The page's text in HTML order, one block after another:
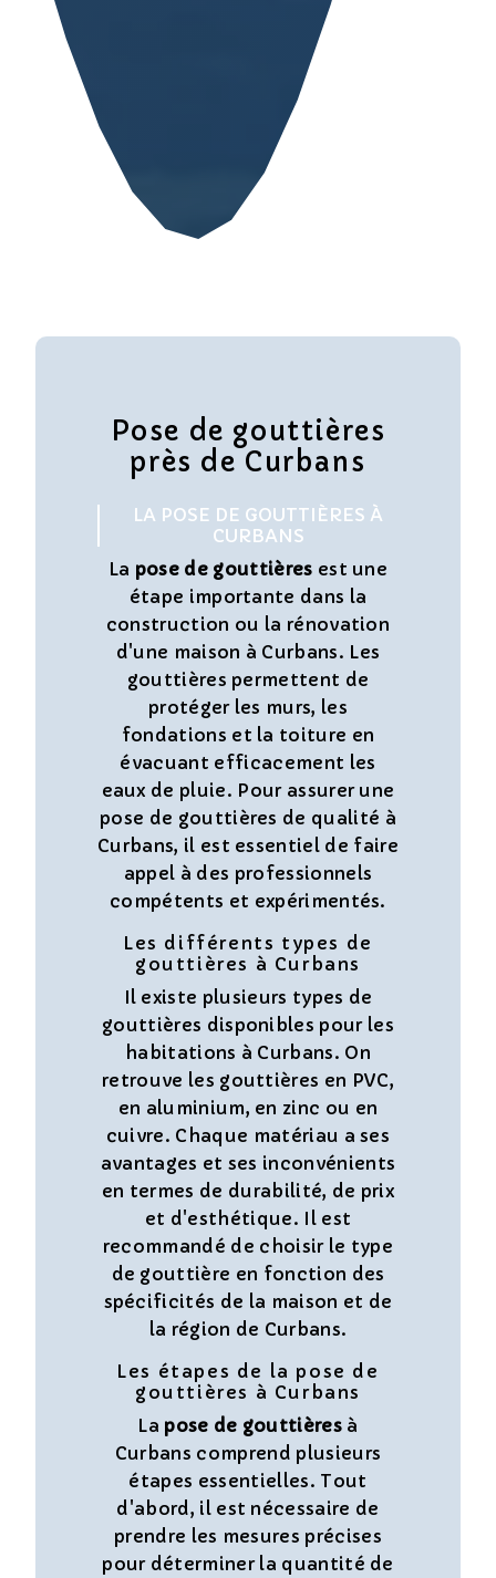
Pose de gouttières
près de Curbans
LA POSE DE GOUTTIÈRES À
CURBANS
La pose de gouttières est une
étape importante dans la
construction ou la rénovation
d'une maison à Curbans. Les
gouttières permettent de
protéger les murs, les
fondations et la toiture en
évacuant efficacement les
eaux de pluie. Pour assurer une
pose de gouttières de qualité à
Curbans, il est essentiel de faire
appel à des professionnels
compétents et expérimentés.
Les différents types de
gouttières à Curbans
Il existe plusieurs types de
gouttières disponibles pour les
habitations à Curbans. On
retrouve les gouttières en PVC,
en aluminium, en zinc ou en
cuivre. Chaque matériau a ses
avantages et ses inconvénients
en termes de durabilité, de prix
et d'esthétique. Il est
recommandé de choisir le type
de gouttière en fonction des
spécificités de la maison et de
la région de Curbans.
Les étapes de la pose de
gouttières à Curbans
La pose de gouttières à
Curbans comprend plusieurs
étapes essentielles. Tout
d'abord, il est nécessaire de
prendre les mesures précises
pour déterminer la quantité de